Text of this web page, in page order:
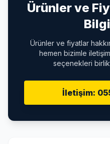
Ürünler ve
Ürünler ve fiyatlar
hemen bizimle
seçenekleri
İletişim: